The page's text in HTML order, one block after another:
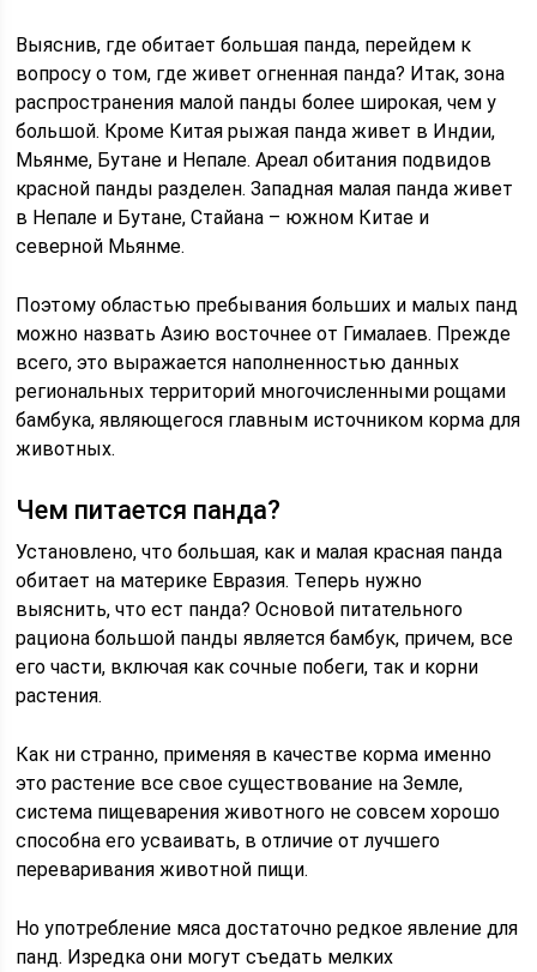
Выяснив, где обитает большая панда, перейдем к
вопросу о том, где живет огненная панда? Итак, зона
распространения малой панды более широкая, чем у
большой. Кроме Китая рыжая панда живет в Индии,
Мьянме, Бутане и Непале. Ареал обитания подвидов
красной панды разделен. Западная малая панда живет
в Непале и Бутане, Стайана – южном Китае и
северной Мьянме.
Поэтому областью пребывания больших и малых панд
можно назвать Азию восточнее от Гималаев. Прежде
всего, это выражается наполненностью данных
региональных территорий многочисленными рощами
бамбука, являющегося главным источником корма для
животных.
Чем питается панда?
Установлено, что большая, как и малая красная панда
обитает на материке Евразия. Теперь нужно
выяснить, что ест панда? Основой питательного
рациона большой панды является бамбук, причем, все
его части, включая как сочные побеги, так и корни
растения.
Как ни странно, применяя в качестве корма именно
это растение все свое существование на Земле,
система пищеварения животного не совсем хорошо
способна его усваивать, в отличие от лучшего
переваривания животной пищи.
Но употребление мяса достаточно редкое явление для
панд. Изредка они могут съедать мелких